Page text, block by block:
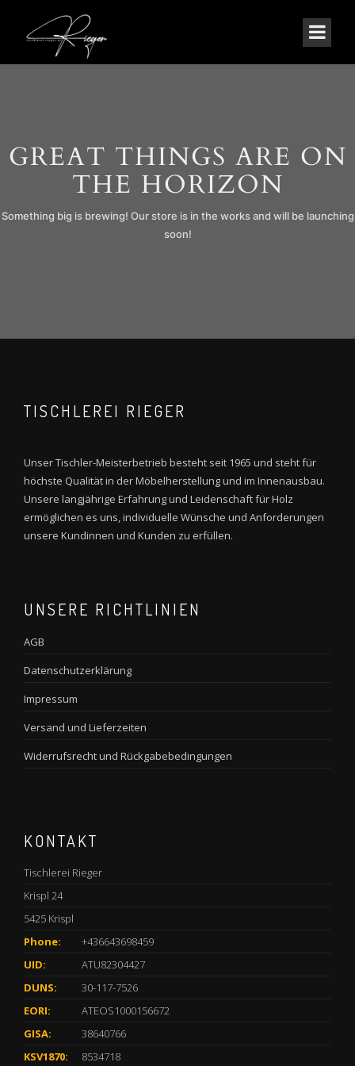
GREAT THINGS ARE ON
THE HORIZON
Something big is brewing! Our store is in the works and will be launching
soon!
TISCHLEREI RIEGER
Unser Tischler-Meisterbetrieb besteht seit 1965 und steht für
höchste Qualität in der Möbelherstellung und im Innenausbau.
Unsere langjährige Erfahrung und Leidenschaft für Holz
ermöglichen es uns, individuelle Wünsche und Anforderungen
unsere Kundinnen und Kunden zu erfüllen.
UNSERE RICHTLINIEN
AGB
Datenschutzerklärung
Impressum
Versand und Lieferzeiten
Widerrufsrecht und Rückgabebedingungen
KONTAKT
Tischlerei Rieger
Krispl 24
5425 Krispl
Phone:
+436643698459
UID:
ATU82304427
DUNS:
30-117-7526
EORI:
ATEOS1000156672
GISA:
38640766
KSV1870:
8534718